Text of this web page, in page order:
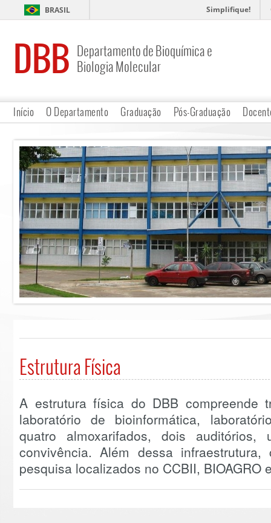
BRASIL Simplifique!
DBB Departamento de Bioquímica e
Biologia Molecular
Início O Departamento Graduação Pós-Graduação
Estrutura Física
A estrutura física do DBB compreende
laboratório de bioinformática,
quatro almoxarifados, dois
convivência. Além dessa
pesquisa localizados no CCBII, BIOAGRO